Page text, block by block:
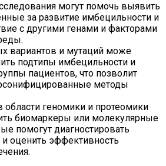
могут помочь выявить
за развитие имбецильности и
с другими генами и факторами
вариантов и мутаций може
подтипы имбецильности и
пациентов, что позволит
методы
области геномики и протеомики
биомаркеры или молекулярные
помогут диагностировать
оценить эффективность